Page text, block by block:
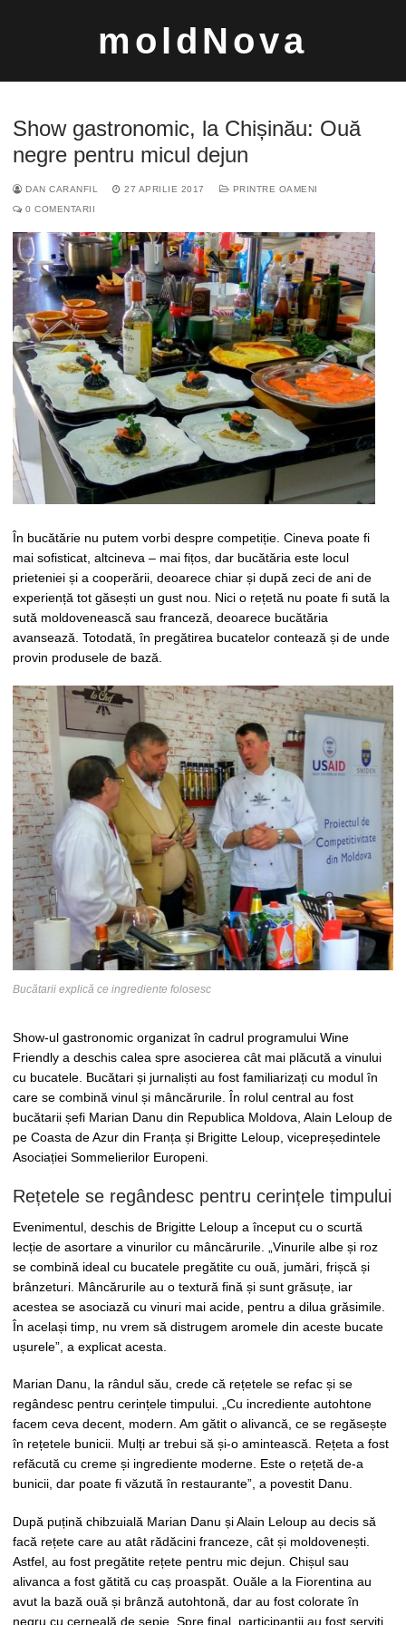
moldNova
Show gastronomic, la Chișinău: Ouă
negre pentru micul dejun
DAN CARANFIL 27 APRILIE 2017
PRINTRE OAMENI
0 COMENTARII
În bucătărie nu putem vorbi despre competiție. Cineva poate fi
mai sofisticat, altcineva – mai fițos, dar bucătăria este locul
prieteniei și a cooperării, deoarece chiar și după zeci de ani de
experiență tot găsești un gust nou. Nici o rețetă nu poate fi sută la
sută moldovenească sau franceză, deoarece bucătăria
avansează. Totodată, în pregătirea bucatelor contează și de unde
provin produsele de bază.
Bucătarii explică ce ingrediente folosesc
Show-ul gastronomic organizat în cadrul programului Wine
Friendly a deschis calea spre asocierea cât mai plăcută a vinului
cu bucatele. Bucătari și jurnaliști au fost familiarizați cu modul în
care se combină vinul și mâncărurile. În rolul central au fost
bucătarii șefi Marian Danu din Republica Moldova, Alain Leloup de
pe Coasta de Azur din Franța și Brigitte Leloup, vicepreședintele
Asociației Sommelierilor Europeni.
Rețetele se regândesc pentru cerințele timpului
Evenimentul, deschis de Brigitte Leloup a început cu o scurtă
lecție de asortare a vinurilor cu mâncărurile. „Vinurile albe și roz
se combină ideal cu bucatele pregătite cu ouă, jumări, frișcă și
brânzeturi. Mâncărurile au o textură fină și sunt grăsuțe, iar
acestea se asociază cu vinuri mai acide, pentru a dilua grăsimile.
În același timp, nu vrem să distrugem aromele din aceste bucate
ușurele”, a explicat acesta.
Marian Danu, la rândul său, crede că rețetele se refac și se
regândesc pentru cerințele timpului. „Cu incrediente autohtone
facem ceva decent, modern. Am gătit o alivancă, ce se regăsește
în rețetele bunicii. Mulți ar trebui să și-o amintească. Rețeta a fost
refăcută cu creme și ingrediente moderne. Este o rețetă de-a
bunicii, dar poate fi văzută în restaurante”, a povestit Danu.
După puțină chibzuială Marian Danu și Alain Leloup au decis să
facă rețete care au atât rădăcini franceze, cât și moldovenești.
Astfel, au fost pregătite rețete pentru mic dejun. Chișul sau
alivanca a fost gătită cu caș proaspăt. Ouăle a la Fiorentina au
avut la bază ouă și brânză autohtonă, dar au fost colorate în
negru cu cerneală de sepie. Spre final, participanții au fost serviți